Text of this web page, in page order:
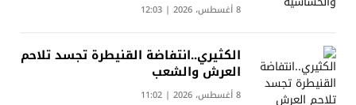
8 أغسطس، 2026 | 12:03
الكثيري..انتفاضة القنيطرة تجسد تلاحم
العرش والشعب
8 أغسطس، 2026 | 11:02